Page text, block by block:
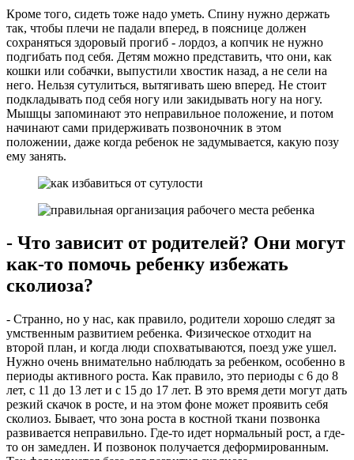
Кроме того, сидеть тоже надо уметь. Спину нужно держать
так, чтобы плечи не падали вперед, в пояснице должен
сохраняться здоровый прогиб - лордоз, а копчик не нужно
подгибать под себя. Детям можно представить, что они, как
кошки или собачки, выпустили хвостик назад, а не сели на
него. Нельзя сутулиться, вытягивать шею вперед. Не стоит
подкладывать под себя ногу или закидывать ногу на ногу.
Мышцы запоминают это неправильное положение, и потом
начинают сами придерживать позвоночник в этом
положении, даже когда ребенок не задумывается, какую позу
ему занять.
- Что зависит от родителей? Они могут
как-то помочь ребенку избежать
сколиоза?
- Странно, но у нас, как правило, родители хорошо следят за
умственным развитием ребенка. Физическое отходит на
второй план, и когда люди спохватываются, поезд уже ушел.
Нужно очень внимательно наблюдать за ребенком, особенно в
периоды активного роста. Как правило, это периоды с 6 до 8
лет, с 11 до 13 лет и с 15 до 17 лет. В это время дети могут дать
резкий скачок в росте, и на этом фоне может проявить себя
сколиоз. Бывает, что зона роста в костной ткани позвонка
развивается неправильно. Где-то идет нормальный рост, а где-
то он замедлен. И позвонок получается деформированным.